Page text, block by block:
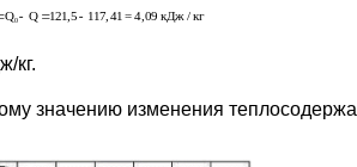
кг.
значению изменения